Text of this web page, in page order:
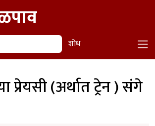
शोध
प्रेयसी (अर्थात ट्रेन ) संगे